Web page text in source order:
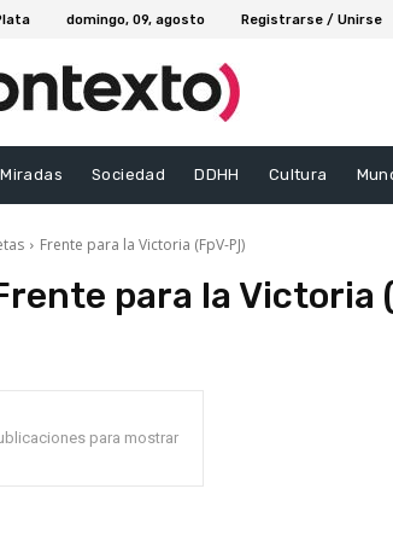
domingo, 09, agosto Registrarse / Unirse
Miradas Sociedad DDHH Cultura
Frente para la Victoria (FpV-PJ)
para la Victoria
para mostrar